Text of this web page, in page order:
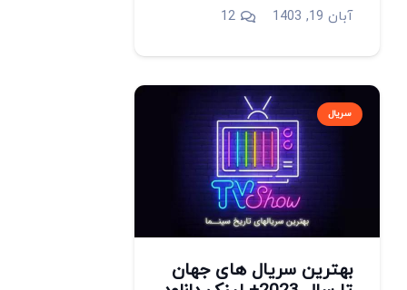
آبان 19, 1403 12دیدگاه
سریال
بهترین سریال های جهان